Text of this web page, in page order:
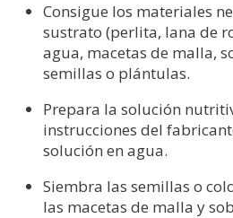
Consigue los materiales
sustrato (perlita, lana de
agua, macetas de malla,
semillas o plántulas.
Prepara la solución
instrucciones del
solución en agua.
Siembra las semillas o
las macetas de malla y